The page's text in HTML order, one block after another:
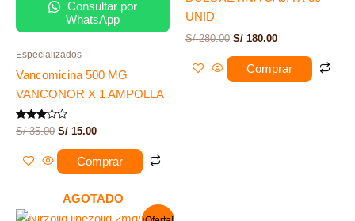
Consultar por
WhatsApp
Especializados
Vancomicina 500 MG
VANCONOR X 1 AMPOLLA
Valorado
con
de 5
S/35.00 S/ 15.00
Comprar
UNID
S/280.00 S/ 180.00
Comprar
AGOTADO
El
El